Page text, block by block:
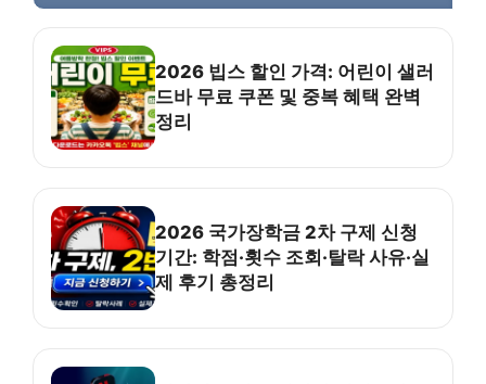
2026 빕스 할인 가격: 어린이 샐러
드바 무료 쿠폰 및 중복 혜택 완벽
정리
2026 국가장학금 2차 구제 신청
기간: 학점·횟수 조회·탈락 사유·실
제 후기 총정리